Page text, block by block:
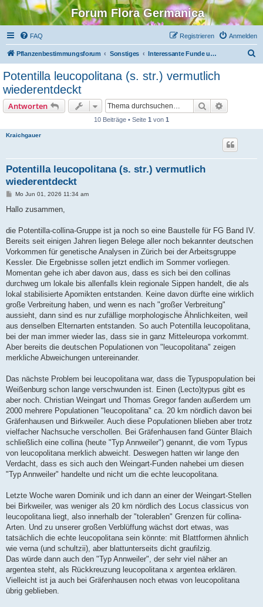
Forum Flora Germanica
FAQ Anmelden
Registrieren
Pflanzenbestimmungsforum Sonstiges Interessante Funde und rare Pflanzen
Potentilla leucopolitana (s. str.) vermutlich
wiederentdeckt
Antworten Suche
10 Beiträge • Seite 1 von 1
Kraichgauer
Potentilla leucopolitana (s. str.) vermutlich
wiederentdeckt
B
i
a
Mo Jun 01, 2026 11:34 am
Hallo zusammen,
die Potentilla-collina-Gruppe ist ja noch so eine Baustelle für FG Band IV.
Bereits seit einigen Jahren liegen Belege aller noch bekannter deutschen
Vorkommen für genetische Analysen in Zürich bei der Arbeitsgruppe
Kessler. Die Ergebnisse sollen jetzt endlich im Sommer vorliegen.
Momentan gehe ich aber davon aus, dass es sich bei den collinas
durchweg um lokale bis allenfalls klein regionale Sippen handelt, die als
lokal stabilisierte Apomikten entstanden. Keine davon dürfte eine wirklich
große Verbreitung haben, und wenn es nach "großer Verbreitung"
aussieht, dann sind es nur zufällige morphologische Ähnlichkeiten, weil
aus denselben Elternarten entstanden. So auch Potentilla leucopolitana,
bei der man immer wieder las, dass sie in ganz Mitteleuropa vorkommt.
Aber bereits die deutschen Populationen von "leucopolitana" zeigen
merkliche Abweichungen untereinander.
Das nächste Problem bei leucopolitana war, dass die Typuspopulation bei
Weißenburg schon lange verschwunden ist. Einen (Lecto)typus gibt es
aber noch. Christian Weingart und Thomas Gregor fanden außerdem um
2000 mehrere Populationen "leucopolitana" ca. 20 km nördlich davon bei
Gräfenhausen und Birkweiler. Auch diese Populationen blieben aber trotz
vielfacher Nachsuche verschollen. Bei Gräfenhausen fand Günter Blaich
schließlich eine collina (heute "Typ Annweiler") genannt, die vom Typus
von leucopolitana merklich abweicht. Deswegen hatten wir lange den
Verdacht, dass es sich auch den Weingart-Funden nahebei um diesen
"Typ Annweiler" handelte und nicht um die echte leucopolitana.
Letzte Woche waren Dominik und ich dann an einer der Weingart-Stellen
bei Birkweiler, was weniger als 20 km nördlich des Locus classicus von
leucopolitana liegt, also innerhalb der "tolerablen" Grenzen für collina-
Arten. Und zu unserer großen Verblüffung wächst dort etwas, was
tatsächlich die echte leucopolitana sein könnte: mit Blattformen ähnlich
wie verna (und schultzii), aber blattunterseits dicht graufilzig.
Das würde dann auch den "Typ Annweiler", der sehr viel näher an
argentea steht, als Rückkreuzung leucopolitana x argentea erklären.
Vielleicht ist ja auch bei Gräfenhausen noch etwas von leucopolitana
übrig geblieben.